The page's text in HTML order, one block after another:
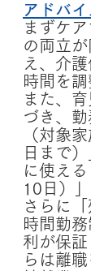
アドバイ
まずケ
の両立
え、介
時間を調
また、
づき、
（対象
日まで
に使え
10日）」
さらに
時間勤
利が保
らは離